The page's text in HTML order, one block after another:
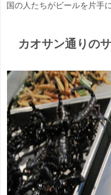
国の人たちがビールを片手
カオサン通りの